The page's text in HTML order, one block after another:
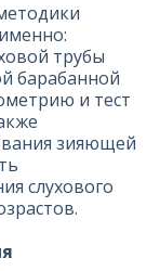
трубы
барабанной
и тест
зияющей
слухового